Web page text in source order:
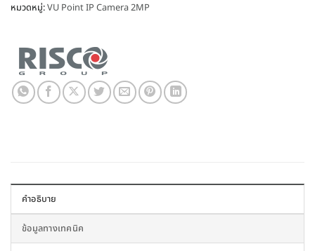
หมวดหมู่:VU Point IP Camera 2MP
คำอธิบาย
ข้อมูลทางเทคนิค